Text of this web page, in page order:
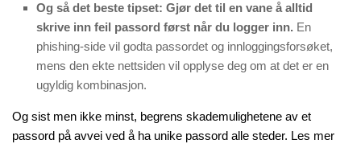
Og så det beste tipset: Gjør det til en vane å alltid
skrive inn feil passord først når du logger inn. En
phishing-side vil godta passordet og innloggingsforsøket,
mens den ekte nettsiden vil opplyse deg om at det er en
ugyldig kombinasjon.
Og sist men ikke minst, begrens skademulighetene av et
passord på avvei ved å ha unike passord alle steder. Les mer